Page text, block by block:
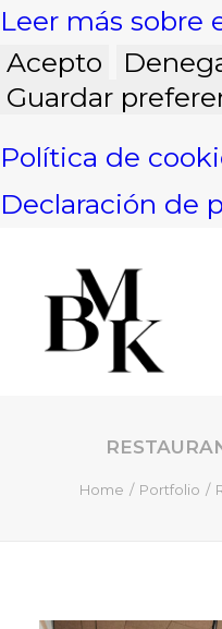
Leer más sobre
Acepto
Guardar
Política de
Declaración de
QUIÉN SOY
Home Portfolio